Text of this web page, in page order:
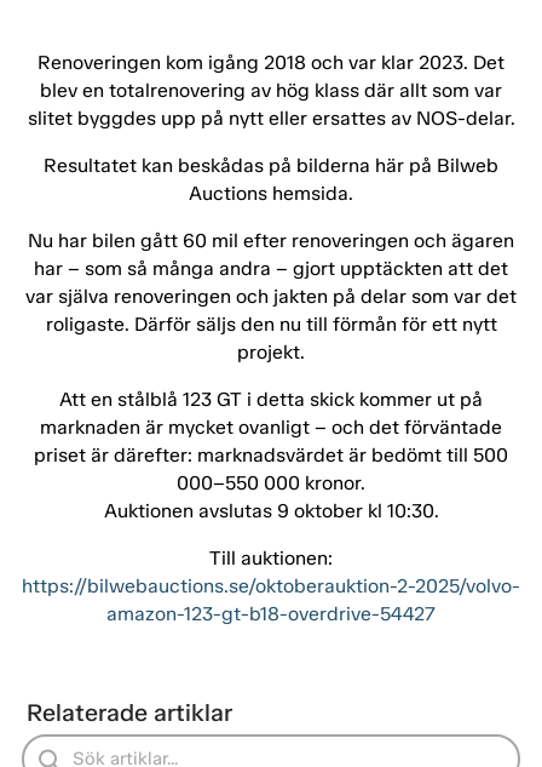
Renoveringen kom igång 2018 och var klar 2023. Det
blev en totalrenovering av hög klass där allt som var
slitet byggdes upp på nytt eller ersattes av NOS-delar.
Resultatet kan beskådas på bilderna här på Bilweb
Auctions hemsida.
Nu har bilen gått 60 mil efter renoveringen och ägaren
har – som så många andra – gjort upptäckten att det
var själva renoveringen och jakten på delar som var det
roligaste. Därför säljs den nu till förmån för ett nytt
projekt.
Att en stålblå 123 GT i detta skick kommer ut på
marknaden är mycket ovanligt – och det förväntade
priset är därefter: marknadsvärdet är bedömt till 500
000–550 000 kronor.
Auktionen avslutas 9 oktober kl 10:30.
Till auktionen:
https://bilwebauctions.se/oktoberauktion-2-2025/volvo-
amazon-123-gt-b18-overdrive-54427
Relaterade artiklar